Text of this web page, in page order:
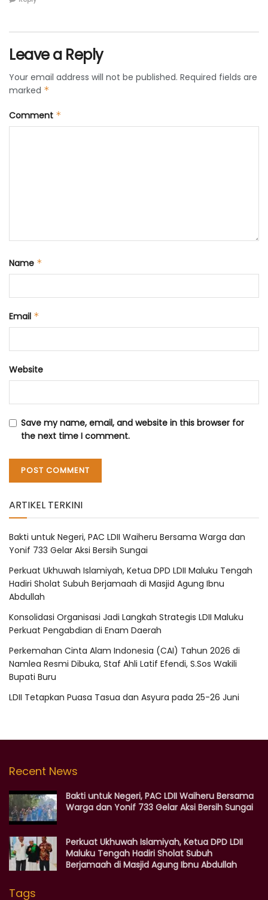
Leave a Reply
Your email address will not be published. Required fields are
marked *
Comment *
Name *
Email *
Website
Save my name, email, and website in this browser for
the next time I comment.
ARTIKEL TERKINI
Bakti untuk Negeri, PAC LDII Waiheru Bersama Warga dan
Yonif 733 Gelar Aksi Bersih Sungai
Perkuat Ukhuwah Islamiyah, Ketua DPD LDII Maluku Tengah
Hadiri Sholat Subuh Berjamaah di Masjid Agung Ibnu
Abdullah
Konsolidasi Organisasi Jadi Langkah Strategis LDII Maluku
Perkuat Pengabdian di Enam Daerah
Perkemahan Cinta Alam Indonesia (CAI) Tahun 2026 di
Namlea Resmi Dibuka, Staf Ahli Latif Efendi, S.Sos Wakili
Bupati Buru
LDII Tetapkan Puasa Tasua dan Asyura pada 25-26 Juni
Recent News
Bakti untuk Negeri, PAC LDII Waiheru Bersama
Warga dan Yonif 733 Gelar Aksi Bersih Sungai
Perkuat Ukhuwah Islamiyah, Ketua DPD LDII
Maluku Tengah Hadiri Sholat Subuh
Berjamaah di Masjid Agung Ibnu Abdullah
Tags